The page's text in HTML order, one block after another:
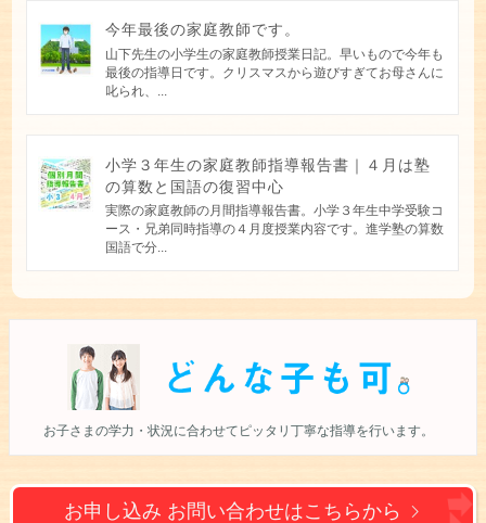
今年最後の家庭教師です。
山下先生の小学生の家庭教師授業日記。早いもので今年も
最後の指導日です。クリスマスから遊びすぎてお母さんに
叱られ、...
小学３年生の家庭教師指導報告書｜４月は塾
の算数と国語の復習中心
実際の家庭教師の月間指導報告書。小学３年生中学受験コ
ース・兄弟同時指導の４月度授業内容です。進学塾の算数
国語で分...
お子さまの学力・状況に合わせて ピッタリ丁寧な指導を行います。
お申し込み お問い合わせはこちらから